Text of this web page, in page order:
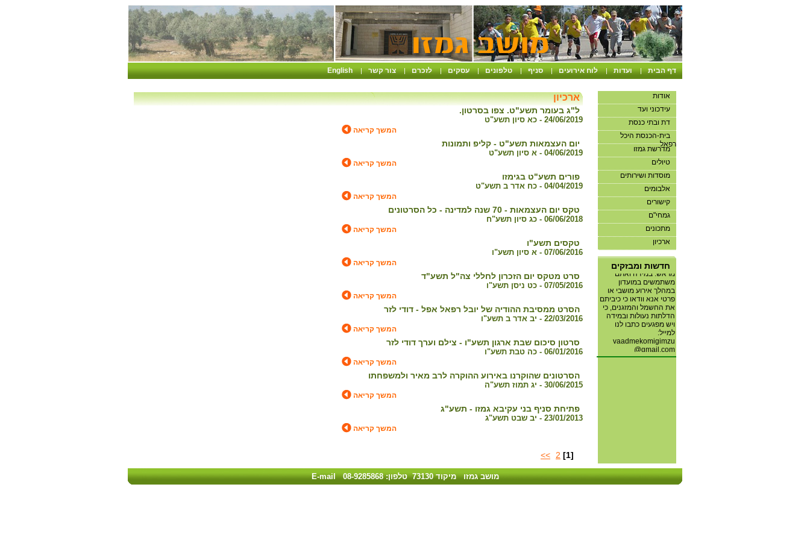
דף הבית | ועדות | לוח אירועים | סניף | טלפונים | עסקים | לזכרם | צור קשר |
English
אודות
עידכוני ועד
דת ובתי כנסת
בית-הכנסת היכל
רפאל
מדרשת גמזו
טיולים
מוסדות ושירותים
אלבומים
קישורים
גמחי"ם
מתכונים
ארכיון
חדשות ומבזקים
אנו מבקשים שלא להיכנס
למועדון ללא תיאום
מראש. במידה ואתם
משתמשים במועדון
במהלך אירוע מושבי או
פרטי אנא וודאו כי כיביתם
את החשמל והמזגנים, כי
הדלתות נעולות ובמידה
ויש מפגעים כתבו לנו
למייל:
vaadmekomigimzu
@gmail.com
השערים באחריות חנוך
אורן לכל עדכון או שינוי
במספר הטלפון צרו קשר
ארכיון
ל"ג בעומר תשע"ט. צפו בסרטון.
24/06/2019 - כא סיון תשע"ט
המשך קריאה
יום העצמאות תשע"ט - קליפ ותמונות
04/06/2019 - א סיון תשע"ט
המשך קריאה
פורים תשע"ט בגימזו
04/04/2019 - כח אדר ב תשע"ט
המשך קריאה
טקס יום העצמאות - 70 שנה למדינה - כל הסרטונים
06/06/2018 - כג סיון תשע"ח
המשך קריאה
טקסים תשע"ו
07/06/2016 - א סיון תשע"ו
המשך קריאה
סרט מטקס יום הזכרון לחללי צה"ל תשע"ד
07/05/2016 - כט ניסן תשע"ו
המשך קריאה
הסרט ממסיבת ההודיה של יובל רפאל אפל - דודי לזר
22/03/2016 - יב אדר ב תשע"ו
המשך קריאה
סרטון סיכום שבת ארגון תשע"ו - צילם וערך דודי לזר
06/01/2016 - כה טבת תשע"ו
המשך קריאה
הסרטונים שהוקרנו באירוע ההוקרה לרב מאיר ולמשפחתו
30/06/2015 - יג תמוז תשע"ה
המשך קריאה
פתיחת סניף בני עקיבא גמזו - תשע"ג
23/01/2013 - יב שבט תשע"ג
המשך קריאה
[1]
2
>>
מושב גמזו מיקוד 73130 טלפון: 08-9285868 E-mail